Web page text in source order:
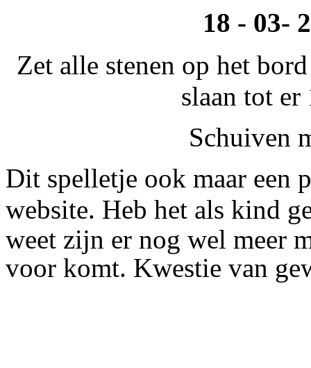
18 - 03-
Zet alle stenen op het
slaan tot
Schuiven
Dit spelletje ook maar een
website. Heb het als kind
weet zijn er nog wel meer
voor komt. Kwestie van